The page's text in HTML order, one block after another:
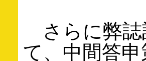
さらに弊誌
て、中間答